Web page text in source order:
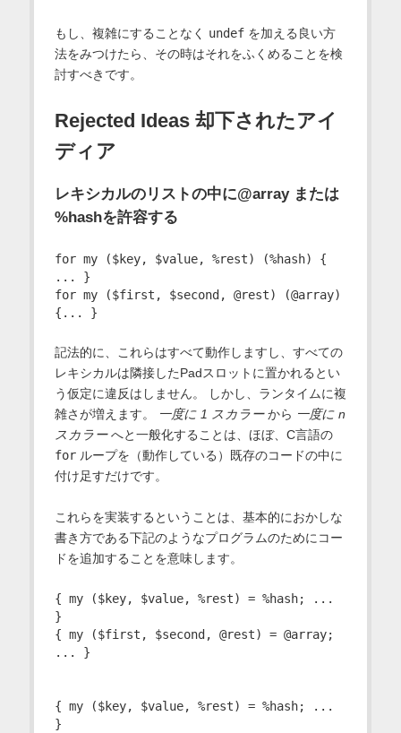
もし、複雑にすることなく undefを加える良い方
法をみつけたら、その時はそれをふくめることを検
討すべきです。
Rejected Ideas 却下されたアイ
ディア
レキシカルのリストの中に@array または
%hashを許容する
for my ($key, $value, %rest) (%hash) {
... }
for my ($first, $second, @rest) (@array)
記法的に、これらはすべて動作しますし、すべての
レキシカルは隣接したPadスロットに置かれるとい
う仮定に違反はしません。 しかし、ランタイムに複
雑さが増えます。
一度に 1 スカラーから 一度に n
スカラーへと一般化することは、ほぼ、C言語の
forループを（動作している）既存のコードの中に
付け足すだけです。
これらを実装するということは、基本的におかしな
書き方である下記のようなプログラムのためにコー
ドを追加することを意味します。
{ my ($key, $value, %rest) = %hash; ...
}
{ my ($first, $second, @rest) = @array;
... }
{ my ($key, $value, %rest) = %hash; ...
}